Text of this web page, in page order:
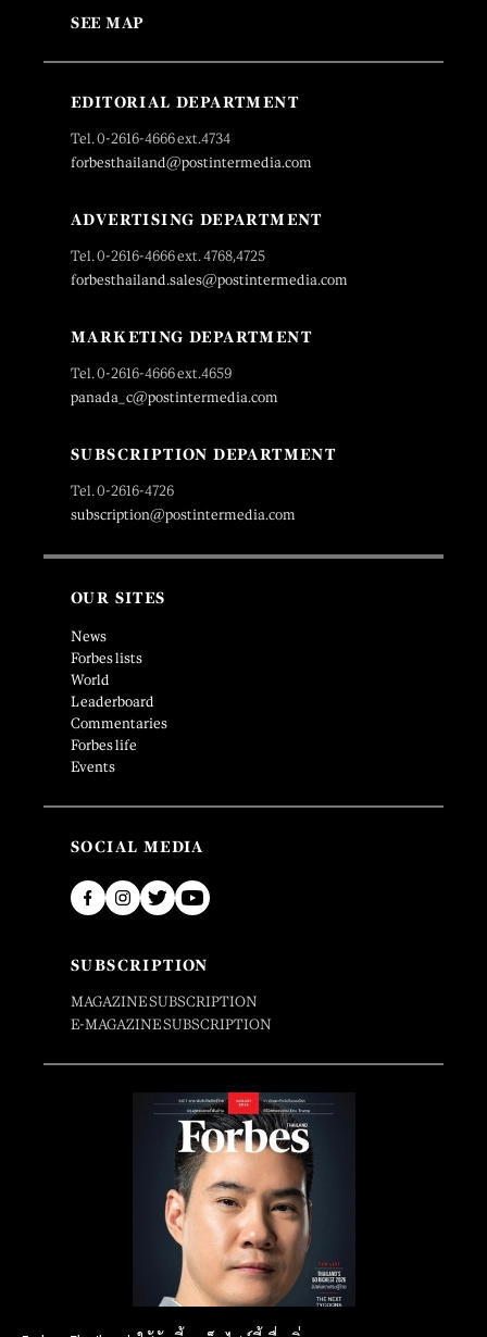
SEE MAP
EDITORIAL DEPARTMENT
Tel. 0-2616-4666 ext.4734
forbesthailand@postintermedia.com
ADVERTISING DEPARTMENT
Tel. 0-2616-4666 ext. 4768,4725
forbesthailand.sales@postintermedia.com
MARKETING DEPARTMENT
Tel. 0-2616-4666 ext.4659
panada_c@postintermedia.com
SUBSCRIPTION DEPARTMENT
Tel. 0-2616-4726
subscription@postintermedia.com
OUR SITES
News
Forbes lists
World
Leaderboard
Commentaries
Forbes life
Events
SOCIAL MEDIA
SUBSCRIPTION
MAGAZINE SUBSCRIPTION
E-MAGAZINE SUBSCRIPTION